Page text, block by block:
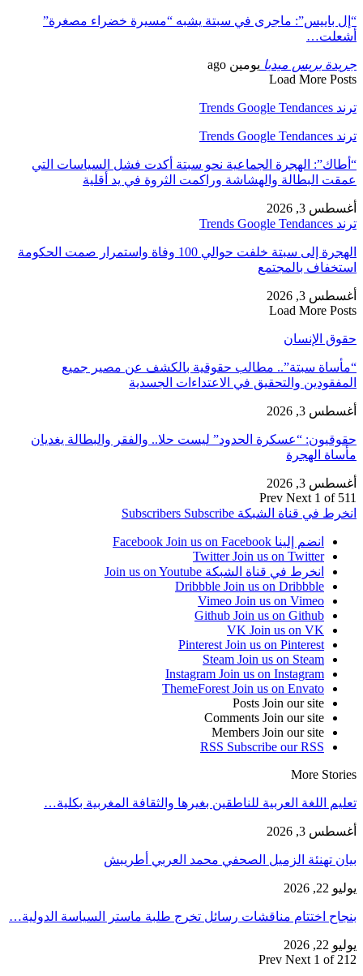
“إل باييس”: ماجرى في سبتة يشبه “مسيرة خضراء مصغرة”
أشعلت…
جريدة بريس ميديا يومين ago
Load More Posts
ترند Trends Google Tendances
ترند Trends Google Tendances
“أطاك”: الهجرة الجماعية نحو سبتة أكدت فشل السياسات التي
عمقت البطالة والهشاشة وراكمت الثروة في يد أقلية
أغسطس 3, 2026
ترند Trends Google Tendances
الهجرة إلى سبتة خلفت حوالي 100 وفاة واستمرار صمت الحكومة
استخفاف بالمجتمع
أغسطس 3, 2026
Load More Posts
حقوق الإنسان
“مأساة سبتة”.. مطالب حقوقية بالكشف عن مصير جميع
المفقودين والتحقيق في الاعتداءات الجسدية
أغسطس 3, 2026
حقوقيون: “عسكرة الحدود” ليست حلا.. والفقر والبطالة يغديان
مأساة الهجرة
أغسطس 3, 2026
Prev Next 1 of 511
انخرط في قناة الشبكة
Subscribers Subscribe
انضم إلينا Facebook Join us on Facebook
Twitter Join us on Twitter
انخرط في قناة الشبكة Join us on Youtube
Dribbble Join us on Dribbble
Vimeo Join us on Vimeo
Github Join us on Github
VK Join us on VK
Pinterest Join us on Pinterest
Steam Join us on Steam
Instagram Join us on Instagram
ThemeForest Join us on Envato
Posts Join our site
Comments Join our site
Members Join our site
RSS Subscribe our RSS
More Stories
تعليم اللغة العربية للناطقين بغيرها والثقافة المغربية بكلية…
أغسطس 3, 2026
بيان تهنئة الزميل الصحفي محمد العربي أطريبش
يوليو 22, 2026
بنجاح اختتام مناقشات رسائل تخرج طلبة ماستر السياسة الدولية…
يوليو 22, 2026
Prev Next 1 of 212